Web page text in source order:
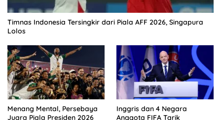
Timnas Indonesia Tersingkir dari Piala AFF 2026, Singapura
Lolos
Menang Mental, Persebaya
Juara Piala Presiden 2026
Inggris dan 4 Negara
Anggota FIFA Tarik